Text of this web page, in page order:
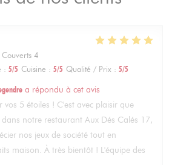
4
: 5/5 Cuisine : 5/5 Qualité / Prix : 5/5
a répondu à cet avis
5 étoiles ! C'est avec plaisir que
notre restaurant Aux Dés Calés 17,
nos jeux de société tout en
maison. À très bientôt ! L'équipe des